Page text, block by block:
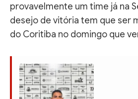
provavelmente um time já na
desejo de vitória tem que ser
do Coritiba no domingo que